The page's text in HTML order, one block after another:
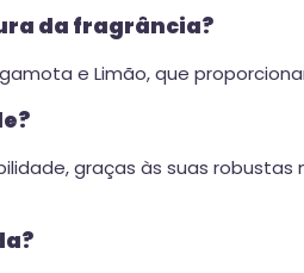
da fragrância?
e Limão, que
graças às suas